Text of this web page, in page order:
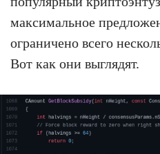
максимальное
ограничено всего
Вот как они выглядят.